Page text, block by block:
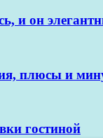
и он
плюсы и
гостиной